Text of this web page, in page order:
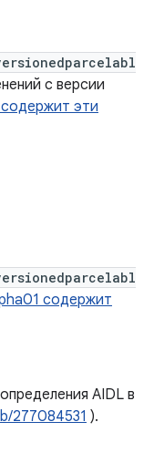
с версии
эти
содержит
AIDL в
b/277084531 ).